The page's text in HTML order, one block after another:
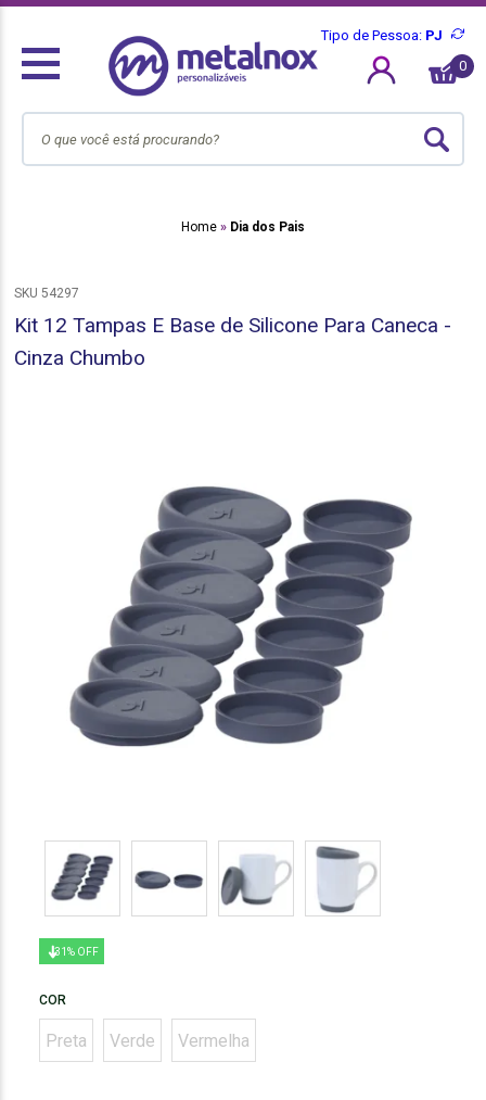
Tipo de Pessoa: PJ
0
Home Dia dos Pais
SKU 54297
Kit 12 Tampas E Base de Silicone Para Caneca -
Cinza Chumbo
31% OFF
COR
Preta Verde Vermelha